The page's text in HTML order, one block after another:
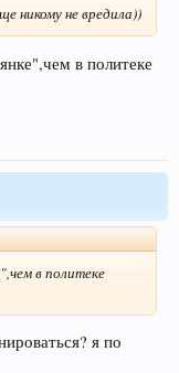
никому не вредила))
в политеке
в политеке
я по